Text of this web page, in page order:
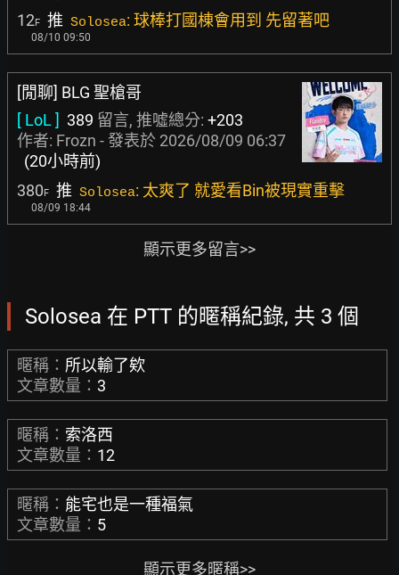
12F 推 Solosea: 球棒打國棟會用到 先留著吧
08/10 09:50
[閒聊] BLG 聖槍哥
[ LoL ] 389 留言, 推噓總分: +203
作者: Frozn - 發表於 2026/08/09 06:37
(20小時前)
380F 推 Solosea: 太爽了 就愛看Bin被現實重擊
08/09 18:44
顯示更多留言>>
Solosea 在 PTT 的暱稱紀錄, 共 3 個
暱稱： 所以輸了欸
文章數量： 3
暱稱： 索洛西
文章數量： 12
暱稱： 能宅也是一種福氣
文章數量： 5
顯示更多暱稱>>